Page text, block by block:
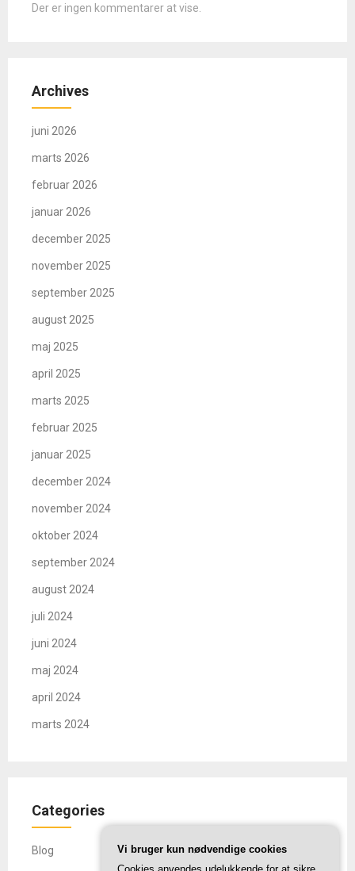
Der er ingen kommentarer at vise.
Archives
juni 2026
marts 2026
februar 2026
januar 2026
december 2025
november 2025
september 2025
august 2025
maj 2025
april 2025
marts 2025
februar 2025
januar 2025
december 2024
november 2024
oktober 2024
september 2024
august 2024
juli 2024
juni 2024
maj 2024
april 2024
marts 2024
Categories
Blog
Vi bruger kun nødvendige cookies